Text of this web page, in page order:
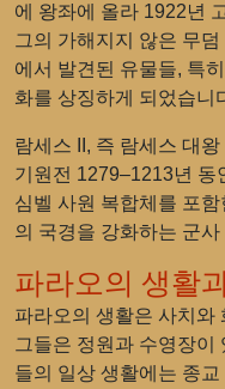
에 왕좌에 올라 1922년
그의 가해지지 않은 무
에서 발견된 유물들, 특
화를 상징하게 되었습니
람세스 II, 즉 람세스 대
기원전 1279–1213년 동
심벨 사원 복합체를 포
의 국경을 강화하는 군
파라오의 생활
파라오의 생활은 사치와
그들은 정원과 수영장이
들의 일상 생활에는 종